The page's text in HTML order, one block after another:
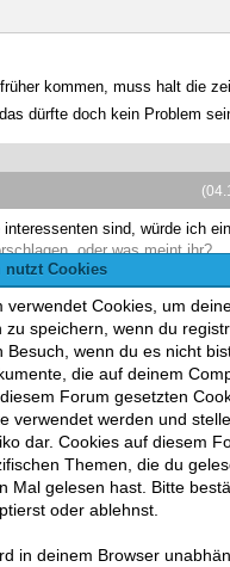
nutzt Cookies
verwendet Cookies, um
zu speichern, wenn du
Besuch, wenn du es nicht
die auf deinem
Forum gesetzten
verwendet werden und
dar. Cookies auf diesem
Themen, die du
Mal gelesen hast. Bitte
oder ablehnst.
in deinem Browser
kommen, muss halt die
dürfte doch kein Problem
sind, würde ich
oder was meint ihr?
am üblichen treffpunkt vor
hätten wir 2-3 stunden und
hochfahren^^
«Ein Thema zurück|Ein Thema